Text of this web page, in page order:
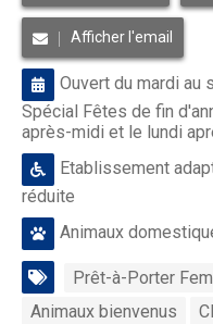
Afficher l'email
Ouvert du mardi au
Spécial Fêtes de fin
après-midi et le lundi
Etablissement
réduite
Animaux
Prêt-à-Porter
Animaux bienvenus